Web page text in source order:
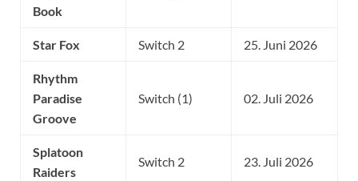
Book
Star Fox Switch 2 25. Juni 2026
Rhythm
Paradise
Groove
Switch (1) 02. Juli 2026
Splatoon
Raiders
Switch 2 23. Juli 2026